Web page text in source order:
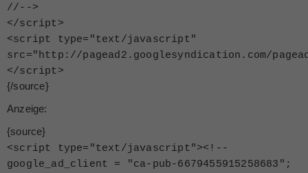
//-->
</script>
<script type="text/javascript"
src="http://pagead2.googlesyndication.com/
</script>
{/source}
Anzeige:
{source}
<script type="text/javascript">< !--
google_ad_client = "ca-pub-6679455915258683";